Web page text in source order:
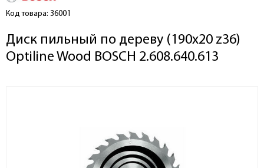
Код товара: 36001
Диск пильный по дереву (190x20 z36)
Optiline Wood BOSCH 2.608.640.613